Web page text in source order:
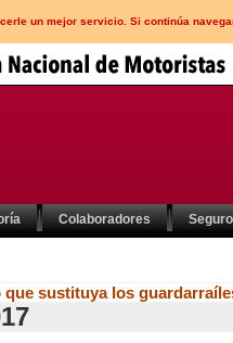
un mejor servicio. Si continúa
Colaboradores
sustituya los